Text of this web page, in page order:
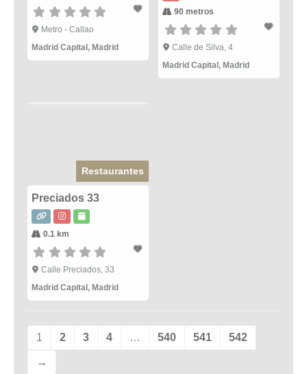
Metro - Callao
Madrid Capital , Madrid
90 metros
Calle de Silva, 4
Madrid Capital , Madrid
Restaurantes
Preciados 33
0.1 km
Calle Preciados, 33
Madrid Capital , Madrid
1 2 3 4 … 540 541 542
→